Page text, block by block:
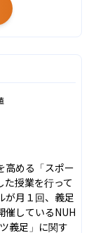
高める「スポー
授業を行って
が月１回、義足
催しているNUH
義足」に関す